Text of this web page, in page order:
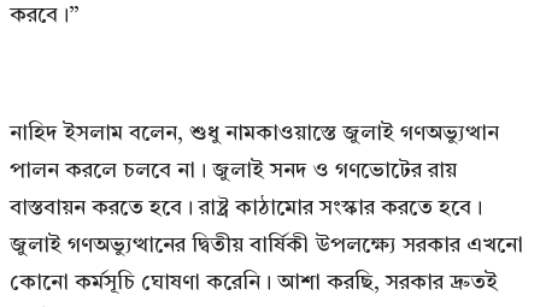
করবে।”
নাহিদ ইসলাম বলেন, শুধু নামকাওয়াস্তে জুলাই গণঅভ্যুত্থান
পালন করলে চলবে না। জুলাই সনদ ও গণভোটের রায়
বাস্তবায়ন করতে হবে। রাষ্ট্র কাঠামোর সংস্কার করতে হবে।
জুলাই গণঅভ্যুত্থানের দ্বিতীয় বার্ষিকী উপলক্ষ্যে সরকার এখনো
কোনো কর্মসূচি ঘোষণা করেনি। আশা করছি, সরকার দ্রুতই